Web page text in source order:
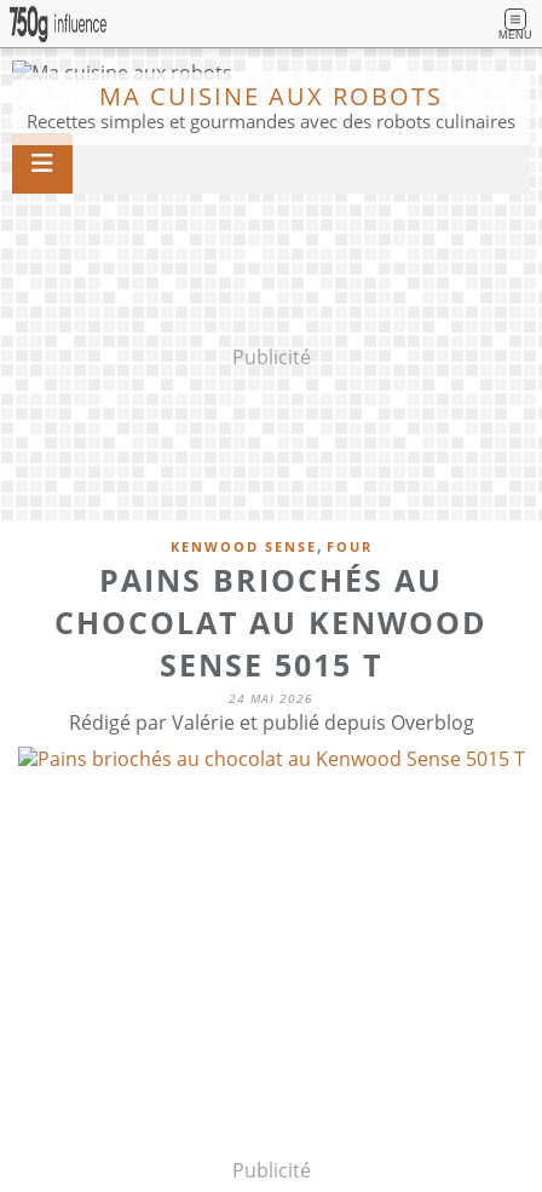
MENU
MA CUISINE AUX ROBOTS
Recettes simples et gourmandes avec des robots culinaires
Publicité
KENWOOD SENSE , FOUR
PAINS BRIOCHÉS AU
CHOCOLAT AU KENWOOD
SENSE 5015 T
24 MAI 2026
Rédigé par Valérie et publié depuis Overblog
Publicité